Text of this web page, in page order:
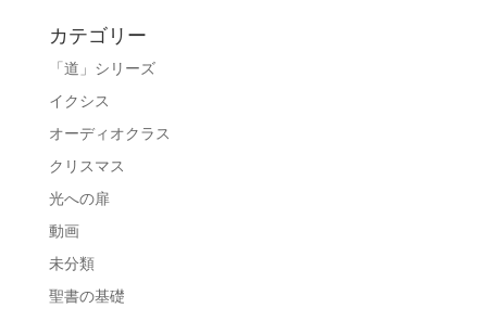
カテゴリー
「道」シリーズ
イクシス
オーディオクラス
クリスマス
光への扉
動画
未分類
聖書の基礎